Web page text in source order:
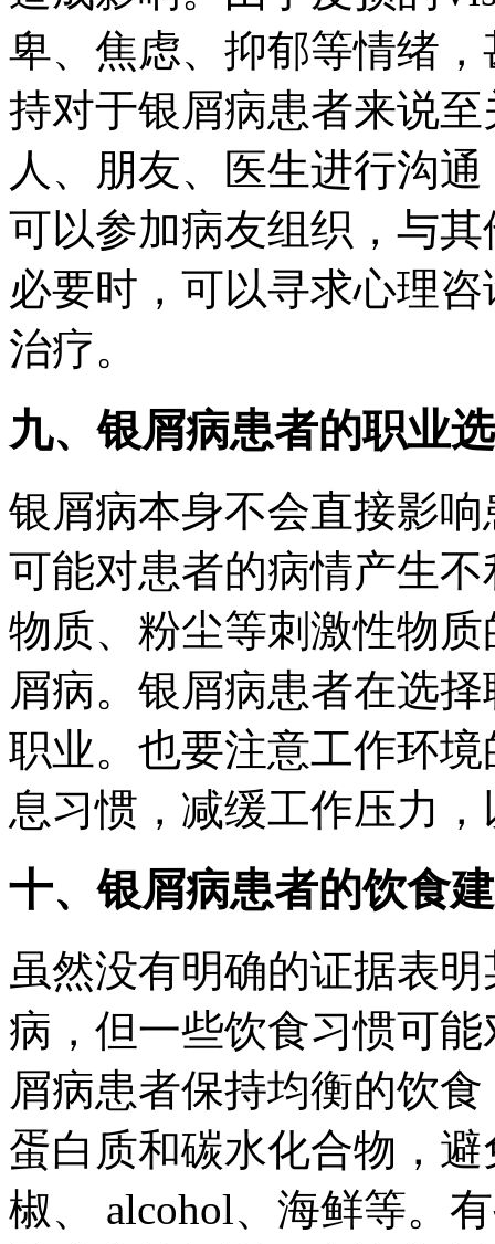
卑、焦虑、抑郁等情绪
持对于银屑病患者来说
人、朋友、医生进行沟
可以参加病友组织，与
必要时，可以寻求心理
治疗。
九、银屑病患者的职业
银屑病本身不会直接影
可能对患者的病情产生
物质、粉尘等刺激性物
屑病。银屑病患者在选
职业。也要注意工作环
息习惯，减缓工作压力
十、银屑病患者的饮食
虽然没有明确的证据表
病，但一些饮食习惯可
屑病患者保持均衡的饮
蛋白质和碳水化合物，
椒、 alcohol、海鲜等。